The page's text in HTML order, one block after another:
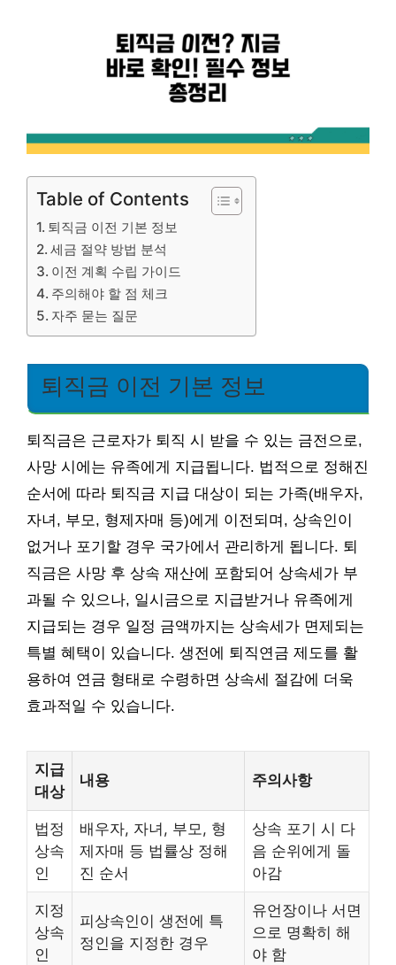
Table of Contents
퇴직금 이전 기본 정보
세금 절약 방법 분석
이전 계획 수립 가이드
주의해야 할 점 체크
자주 묻는 질문
퇴직금 이전 기본 정보
퇴직금은 근로자가 퇴직 시 받을 수 있는 금전으로,
사망 시에는 유족에게 지급됩니다. 법적으로 정해진
순서에 따라 퇴직금 지급 대상이 되는 가족(배우자,
자녀, 부모, 형제자매 등)에게 이전되며, 상속인이
없거나 포기할 경우 국가에서 관리하게 됩니다. 퇴
직금은 사망 후 상속 재산에 포함되어 상속세가 부
과될 수 있으나, 일시금으로 지급받거나 유족에게
지급되는 경우 일정 금액까지는 상속세가 면제되는
특별 혜택이 있습니다. 생전에 퇴직연금 제도를 활
용하여 연금 형태로 수령하면 상속세 절감에 더욱
효과적일 수 있습니다.
지급
대상
내용 주의사항
법정
상속
인
배우자, 자녀, 부모, 형
제자매 등 법률상 정해
진 순서
상속 포기 시 다
음 순위에게 돌
아감
지정
상속
인
피상속인이 생전에 특
정인을 지정한 경우
유언장이나 서면
으로 명확히 해
야 함